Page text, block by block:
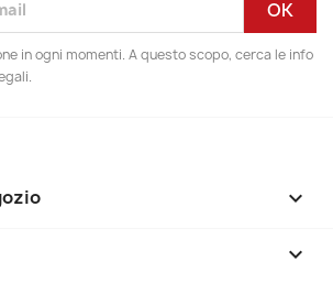
in ogni momenti. A questo scopo, cerca le info
keyboard_arrow_down
